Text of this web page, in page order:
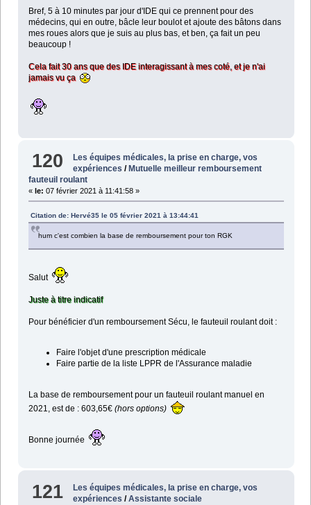
Bref, 5 à 10 minutes par jour d'IDE qui ce prennent pour des
médecins, qui en outre, bâcle leur boulot et ajoute des bâtons dans
mes roues alors que je suis au plus bas, et ben, ça fait un peu
beaucoup !
Cela fait 30 ans que des IDE interagissant à mes coté, et je n'ai
jamais vu ça
120
Les équipes médicales, la prise en charge, vos
expériences /Mutuelle meilleur remboursement
fauteuil roulant
« le: 07 février 2021 à 11:41:58 »
Citation de: Hervé35 le 05 février 2021 à 13:44:41
hum c'est combien la base de remboursement pour ton RGK
Salut
Juste à titre indicatif
Pour bénéficier d'un remboursement Sécu, le fauteuil roulant doit :
Faire l'objet d'une prescription médicale
Faire partie de la liste LPPR de l'Assurance maladie
La base de remboursement pour un fauteuil roulant manuel en
2021, est de : 603,65€ (hors options)
Bonne journée
121
Les équipes médicales, la prise en charge, vos
expériences /Assistante sociale